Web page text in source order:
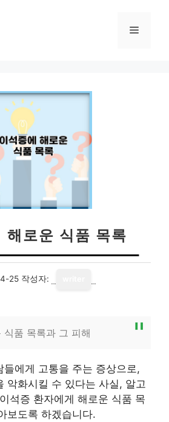
메
해로운 식품 목록
25 작성자:
식품 목록과 그 피해
들에게 고통을 주는 증상으로,
악화시킬 수 있다는 사실, 알고
석증 환자에게 해로운 식품 목
보도록 하겠습니다.